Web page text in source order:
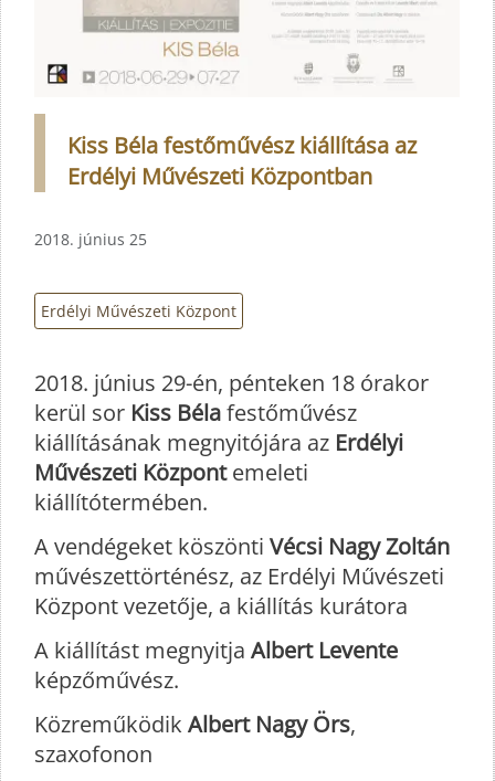
Kiss Béla festőművész kiállítása az
Erdélyi Művészeti Központban
2018. június 25
Erdélyi Művészeti Központ
2018. június 29-én, pénteken 18 órakor
kerül sor Kiss Bélafestőművész
kiállításának megnyitójára az Erdélyi
Művészeti Központemeleti
kiállítótermében.
A vendégeket köszönti Vécsi Nagy Zoltán
művészettörténész, az Erdélyi Művészeti
Központ vezetője, a kiállítás kurátora
A kiállítást megnyitja Albert Levente
képzőművész.
Közreműködik Albert Nagy Örs,
szaxofonon